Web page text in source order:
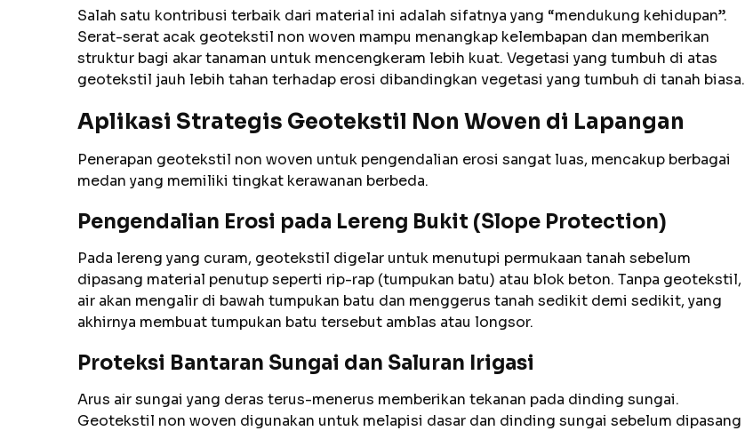
Salah satu kontribusi terbaik dari material ini adalah sifatnya yang “mendukung kehidupan”.
Serat-serat acak geotekstil non woven mampu menangkap kelembapan dan memberikan
struktur bagi akar tanaman untuk mencengkeram lebih kuat. Vegetasi yang tumbuh di atas
geotekstil jauh lebih tahan terhadap erosi dibandingkan vegetasi yang tumbuh di tanah biasa.
Aplikasi Strategis Geotekstil Non Woven di Lapangan
Penerapan geotekstil non woven untuk pengendalian erosi sangat luas, mencakup berbagai
medan yang memiliki tingkat kerawanan berbeda.
Pengendalian Erosi pada Lereng Bukit (Slope Protection)
Pada lereng yang curam, geotekstil digelar untuk menutupi permukaan tanah sebelum
dipasang material penutup seperti rip-rap (tumpukan batu) atau blok beton. Tanpa geotekstil,
air akan mengalir di bawah tumpukan batu dan menggerus tanah sedikit demi sedikit, yang
akhirnya membuat tumpukan batu tersebut amblas atau longsor.
Proteksi Bantaran Sungai dan Saluran Irigasi
Arus air sungai yang deras terus-menerus memberikan tekanan pada dinding sungai.
Geotekstil non woven digunakan untuk melapisi dasar dan dinding sungai sebelum dipasang